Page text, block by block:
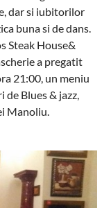
dar si iubitorilor
buna si de dans.
Steak House&
a pregatit
21:00, un meniu
Blues & jazz,
Manoliu.